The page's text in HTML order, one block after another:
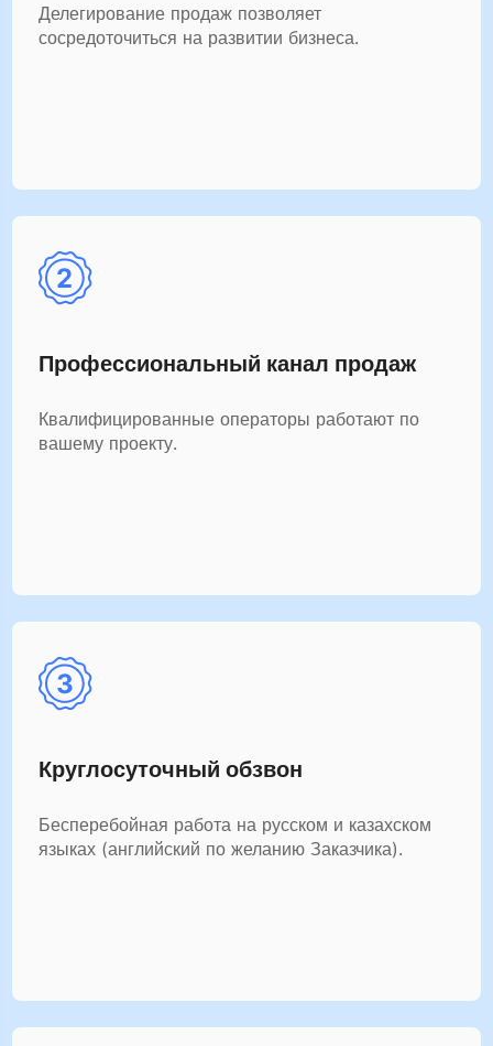
Делегирование продаж позволяет
сосредоточиться на развитии бизнеса.
Профессиональный канал продаж
Квалифицированные операторы работают по
вашему проекту.
Круглосуточный обзвон
Бесперебойная работа на русском и казахском
языках (английский по желанию Заказчика).